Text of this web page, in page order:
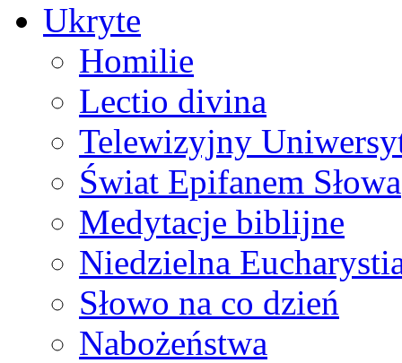
Ukryte
Homilie
Lectio divina
Telewizyjny
Świat Epifanem Słowa
Medytacje biblijne
Niedzielna
Słowo na co dzień
Nabożeństwa